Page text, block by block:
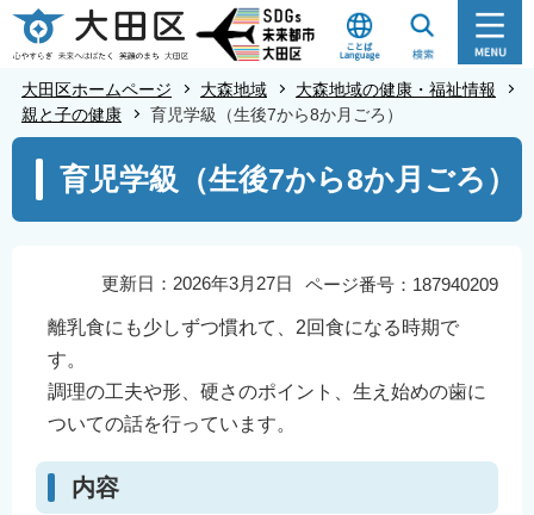
こ
の
ジ
大田区ホームページ 大森地域
大森地域の健康・福祉情報
親と子の健康
育児学級（生後7から8か月ごろ）
こ
育児学級（生後7から8か月ごろ）
ページ番号：187940209
更新日：2026年3月27日
離乳食にも少しずつ慣れて、2回食になる時期で
す。
調理の工夫や形、硬さのポイント、生え始めの歯に
ついての話を行っています。
内容